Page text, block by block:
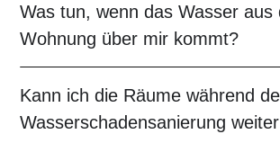
Was tun, wenn das Wasser aus
Wohnung über mir kommt?
Kann ich die Räume während
Wasserschadensanierung